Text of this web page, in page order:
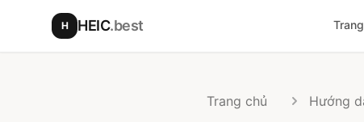
Chuyển đến nội dung chính
H HEIC.best
Trang chủ Hướng